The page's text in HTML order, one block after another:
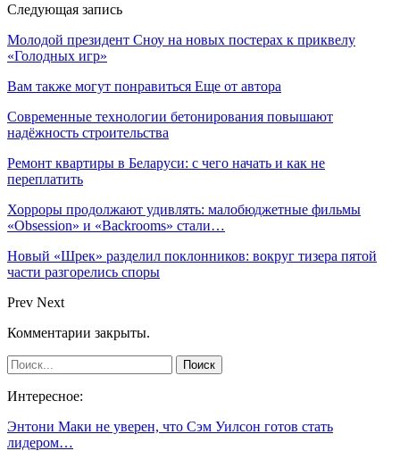
Следующая запись
Молодой президент Сноу на новых постерах к приквелу
«Голодных игр»
Вам также могут понравиться Еще от автора
Современные технологии бетонирования повышают
надёжность строительства
Ремонт квартиры в Беларуси: с чего начать и как не
переплатить
Хорроры продолжают удивлять: малобюджетные фильмы
«Obsession» и «Backrooms» стали…
Новый «Шрек» разделил поклонников: вокруг тизера пятой
части разгорелись споры
Prev Next
Комментарии закрыты.
Интересное:
Энтони Маки не уверен, что Сэм Уилсон готов стать
лидером…